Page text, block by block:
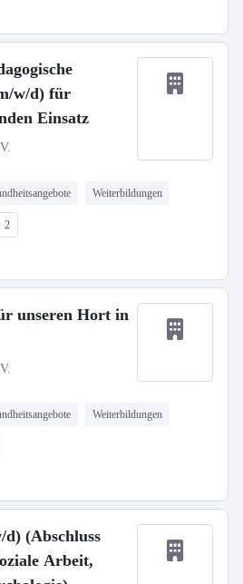
w/d) für
Einsatz
Weiterbildungen
2
unseren Hort in
Weiterbildungen
(Abschluss
Arbeit,